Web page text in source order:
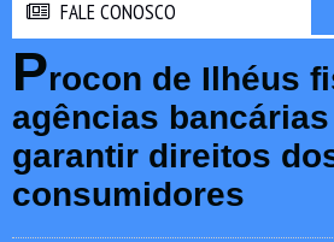
FALE CONOSCO
Procon de Ilhéus
agências
garantir direitos
consumidores